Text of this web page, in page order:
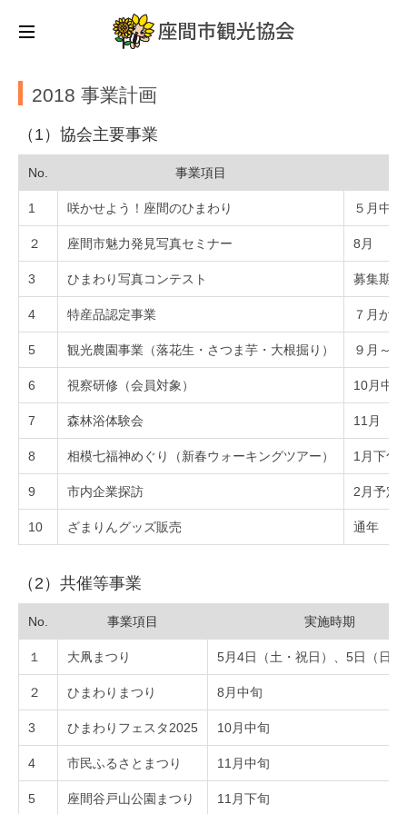
2018 事業計画
（1）協会主要事業
No. 事業項目
1 咲かせよう！座間のひまわり ５月中
２ 座間市魅力発見写真セミナー 8月
3 ひまわり写真コンテスト 募集期
4 特産品認定事業 ７月か
5 観光農園事業（落花生・さつま芋・大根掘り） ９月～1
6 視察研修（会員対象） 10月中旬
7 森林浴体験会 11月
8 相模七福神めぐり（新春ウォーキングツアー） 1月下旬
9 市内企業探訪 2月予定
10 ざまりんグッズ販売 通年
（2）共催等事業
No. 事業項目 実施時期
１ 大凧まつり 5月4日（土・祝日）、5日（日
２ ひまわりまつり 8月中旬
3 ひまわりフェスタ2025 10月中旬
4 市民ふるさとまつり 11月中旬
5 座間谷戸山公園まつり 11月下旬